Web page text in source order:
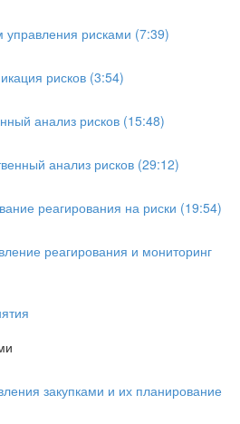
управления рисками (7:39)
рисков (3:54)
анализ рисков (15:48)
анализ рисков (29:12)
реагирования на риски (19:54)
реагирования и мониторинг
закупками и их планирование